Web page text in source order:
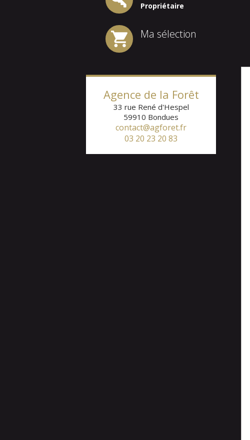
Propriétaire
Ma sélection
Agence de la Forêt
33 rue René d'Hespel
59910 Bondues
contact@agforet.fr
03 20 23 20 83